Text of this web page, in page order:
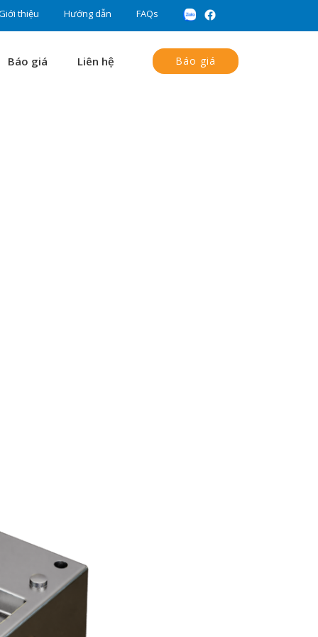
thiệu Hướng dẫn FAQs
Báo giá Liên hệ Báo giá